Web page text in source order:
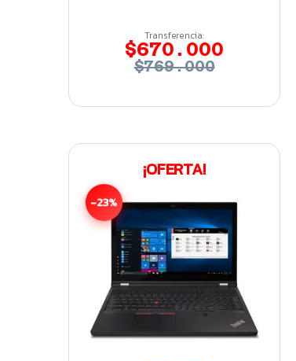
Transferencia:
$670.000
$769.000
¡OFERTA!
-23%